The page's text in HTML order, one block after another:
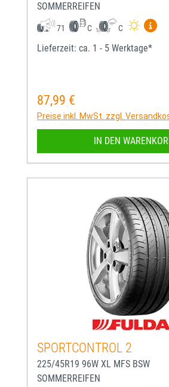
SOMMERREIFEN
71 C C
Lieferzeit: ca. 1 - 5 Werktage*
Regulärer Preis:
87,99 €
Preise inkl. MwSt. zzgl.
IN DEN
SPORTCONTROL 2
225/45R19 96W XL MFS BSW
SOMMERREIFEN